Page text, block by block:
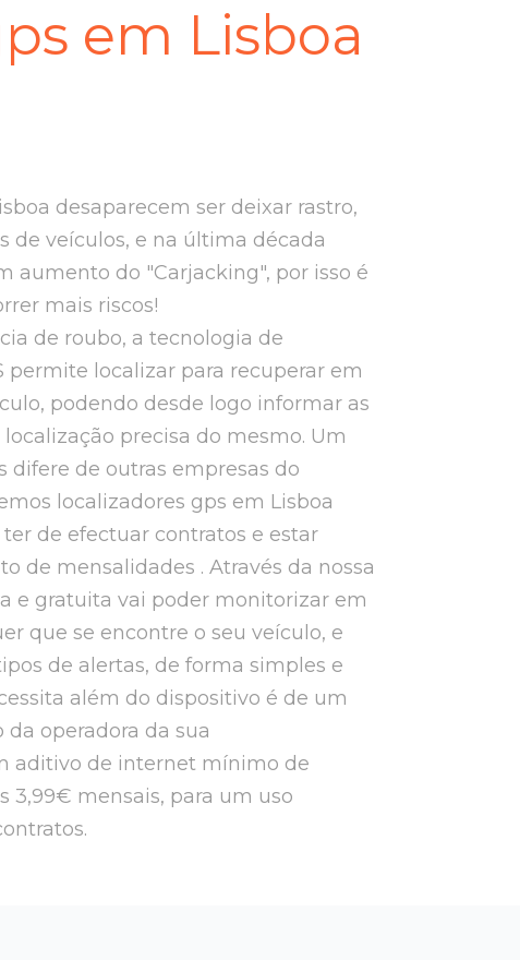
em Lisboa
desaparecem ser deixar rastro,
de veículos, e na última década
aumento do "Carjacking", por isso é
mais riscos!
de roubo, a tecnologia de
permite localizar para recuperar em
podendo desde logo informar as
precisa do mesmo. Um
difere de outras empresas do
localizadores gps em Lisboa
de efectuar contratos e estar
de mensalidades . Através da nossa
e gratuita vai poder monitorizar em
que se encontre o seu veículo, e
de alertas, de forma simples e
além do dispositivo é de um
da operadora da sua
aditivo de internet mínimo de
3,99€ mensais, para um uso